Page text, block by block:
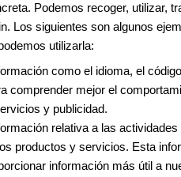
Podemos recoger, utilizar,
Los siguientes son algunos
utilizarla:
como el idioma, el
comprender mejor el
y publicidad.
relativa a las
productos y servicios. Esta
información más útil a